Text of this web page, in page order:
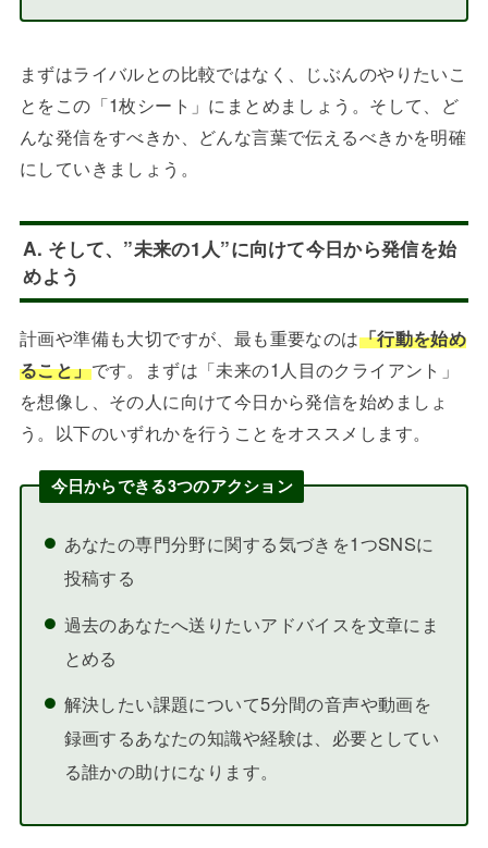
まずはライバルとの比較ではなく、じぶんのやりたいこ
とをこの「1枚シート」にまとめましょう。そして、ど
んな発信をすべきか、どんな言葉で伝えるべきかを明確
にしていきましょう。
A. そして、”未来の1人”に向けて今日から発信を始
めよう
計画や準備も大切ですが、最も重要なのは「行動を始め
ること」です。まずは「未来の1人目のクライアント」
を想像し、その人に向けて今日から発信を始めましょ
う。以下のいずれかを行うことをオススメします。
今日からできる3つのアクション
あなたの専門分野に関する気づきを1つSNSに
投稿する
過去のあなたへ送りたいアドバイスを文章にま
とめる
解決したい課題について5分間の音声や動画を
録画するあなたの知識や経験は、必要としてい
る誰かの助けになります。